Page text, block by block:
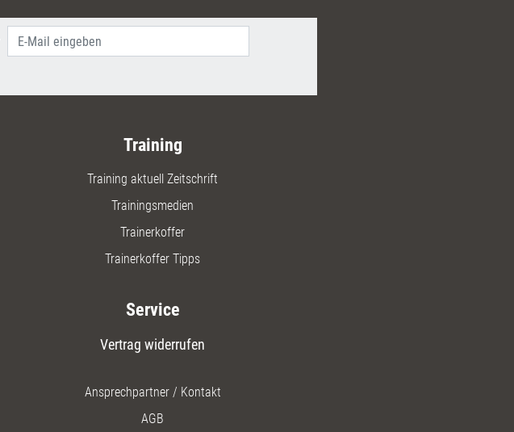
Training
Training aktuell Zeitschrift
Trainingsmedien
Trainerkoffer
Trainerkoffer Tipps
Service
Vertrag widerrufen
Ansprechpartner / Kontakt
AGB